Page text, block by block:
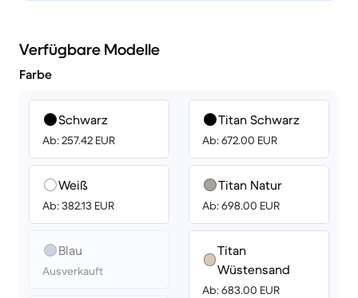
Verfügbare Modelle
Farbe
Schwarz
Ab: 257.42 EUR
Weiß
Ab: 382.13 EUR
Blau
Ausverkauft
Titan Schwarz
Ab: 672.00 EUR
Titan Natur
Ab: 698.00 EUR
Titan
Wüstensand
Ab: 683.00 EUR